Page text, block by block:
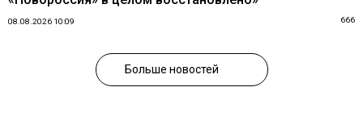
08.08.2026 10:09 666
Больше новостей